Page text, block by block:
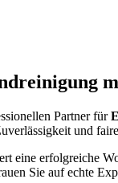
Partner für
und
eine erfolgreiche
Sie auf echte